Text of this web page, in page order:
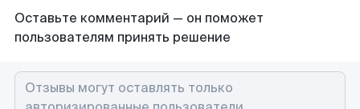
Оставьте комментарий — он поможет
пользователям принять решение